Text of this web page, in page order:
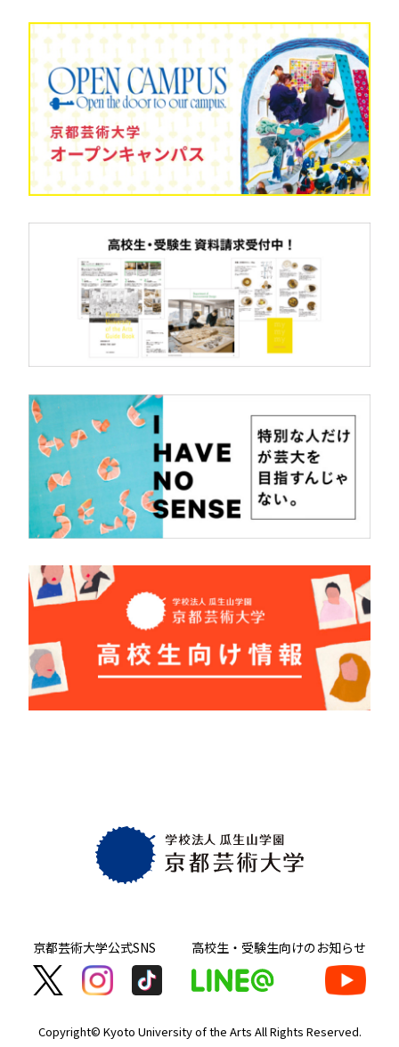
京都芸術大学公式SNS 高校生・受験生向けのお知らせ
Copyright© Kyoto University of the Arts All Rights Reserved.